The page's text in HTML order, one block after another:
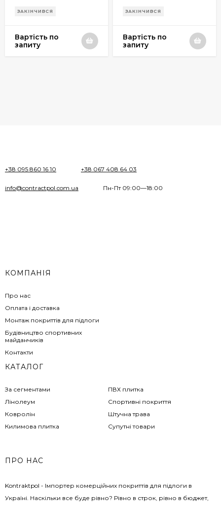
ЗАКІНЧИВСЯ
Вартість по
запиту
ЗАКІНЧИВСЯ
Вартість по
запиту
+38 095 860 16 10 +38 067 408 64 03
info@contractpol.com.ua Пн-Пт 09:00—18:00
КОМПАНІЯ
Про нас
Оплата і доставка
Монтаж покриттів для підлоги
Будівництво спортивних
майданчиків
Контакти
КАТАЛОГ
За сегментами
Лінолеум
Ковролін
Килимова плитка
ПВХ плитка
Спортивні покриття
Штучна трава
Супутні товари
ПРО НАС
Kontraktpol - Імпортер комерційних покриттів для підлоги в
Україні. Наскільки все буде рівно? Рівно в строк, рівно в бюджет,